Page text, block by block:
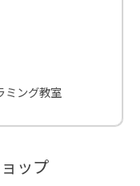
ミング教室
ップ